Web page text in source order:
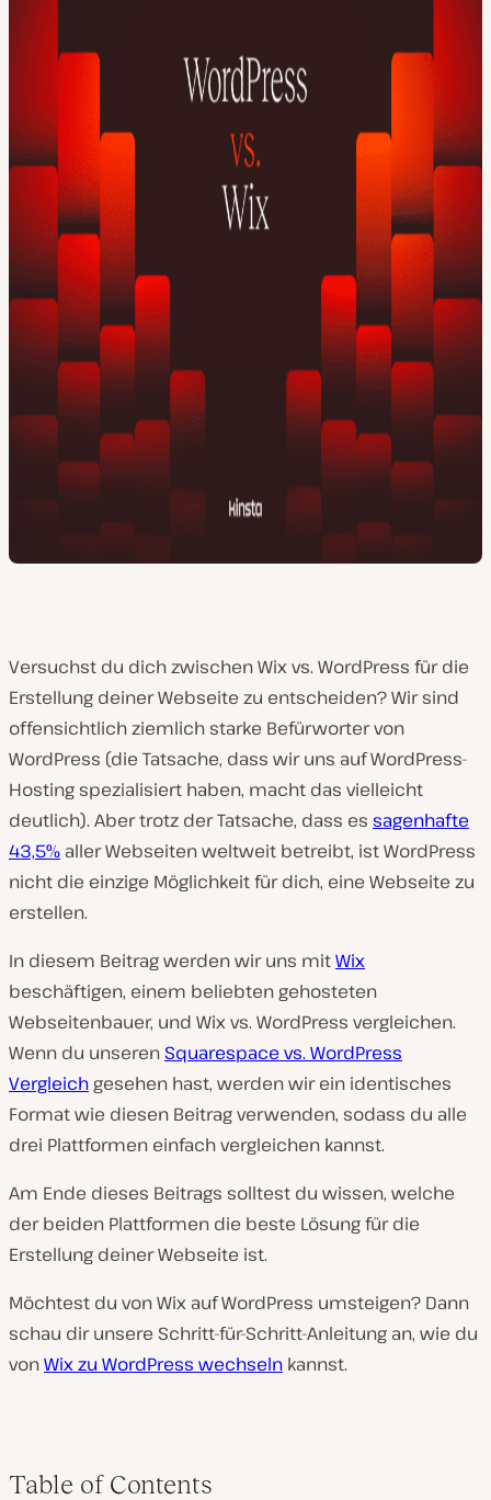
Versuchst du dich zwischen Wix vs. WordPress für die
Erstellung deiner Webseite zu entscheiden? Wir sind
offensichtlich ziemlich starke Befürworter von
WordPress (die Tatsache, dass wir uns auf WordPress-
Hosting spezialisiert haben, macht das vielleicht
deutlich). Aber trotz der Tatsache, dass es sagenhafte
43,5% aller Webseiten weltweit betreibt, ist WordPress
nicht die einzige Möglichkeit für dich, eine Webseite zu
erstellen.
In diesem Beitrag werden wir uns mitWix
beschäftigen, einem beliebten gehosteten
Webseitenbauer, und Wix vs. WordPress vergleichen.
Wenn du unseren Squarespace vs. WordPress
Vergleich gesehen hast, werden wir ein identisches
Format wie diesen Beitrag verwenden, sodass du alle
drei Plattformen einfach vergleichen kannst.
Am Ende dieses Beitrags solltest du wissen, welche
der beiden Plattformen die beste Lösung für die
Erstellung deiner Webseite ist.
Möchtest du von Wix auf WordPress umsteigen? Dann
schau dir unsere Schritt-für-Schritt-Anleitung an, wie du
vonWix zu WordPress wechseln kannst.
Table of Contents